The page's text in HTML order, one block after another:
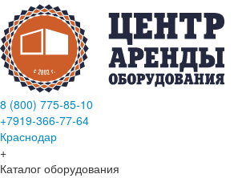
8 (800) 775-85-10
+7919-366-77-64
Краснодар
+
Каталог оборудования